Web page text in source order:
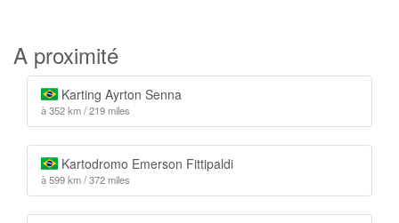
A proximité
Karting Ayrton Senna
à 352 km / 219 miles
Kartodromo Emerson Fittipaldi
à 599 km / 372 miles